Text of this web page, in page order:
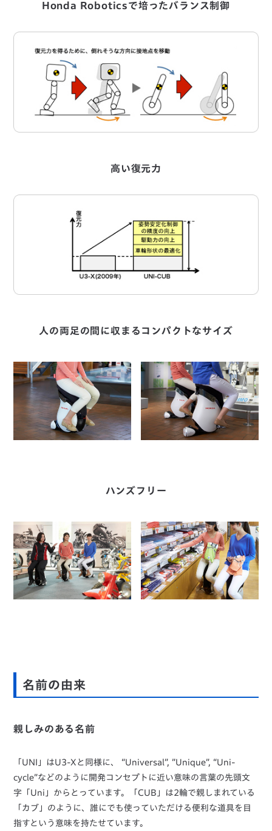
Honda Roboticsで培ったバランス制御
高い復元力
人の両足の間に収まるコンパクトなサイズ
ハンズフリー
名前の由来
親しみのある名前
「UNI」はU3-Xと同様に、 “Universal”, ”Unique”, “Uni-
cycle”などのように開発コンセプトに近い意味の言葉の先頭文
字「Uni」からとっています。「CUB」は2輪で親しまれている
「カブ」のように、誰にでも使っていただける便利な道具を目
指すという意味を持たせています。